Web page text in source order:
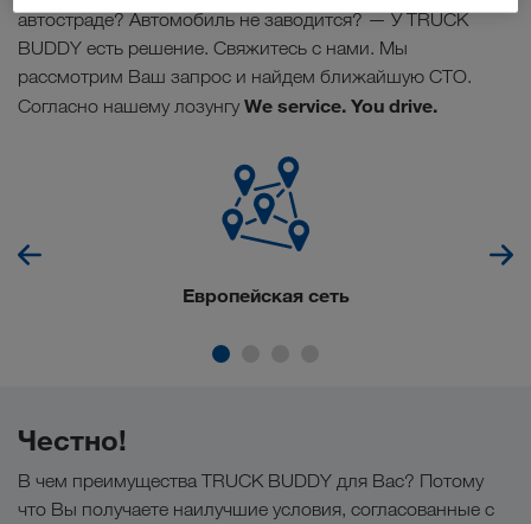
автостраде? Автомобиль не заводится? — У TRUCK
BUDDY есть решение. Свяжитесь с нами. Мы
рассмотрим Ваш запрос и найдем ближайшую СТО.
Согласно нашему лозунгу We service. You drive.
Европейская сеть
Честно!
В чем преимущества TRUCK BUDDY для Вас? Потому
что Вы получаете наилучшие условия, согласованные с